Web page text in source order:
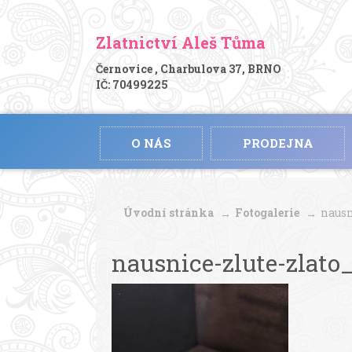
Zlatnictví Aleš Tůma
Černovice , Charbulova 37, BRNO
IČ: 70499225
O NÁS PRODEJNA
Úvodní stránka Fotogalerie
nausnice-zlute-